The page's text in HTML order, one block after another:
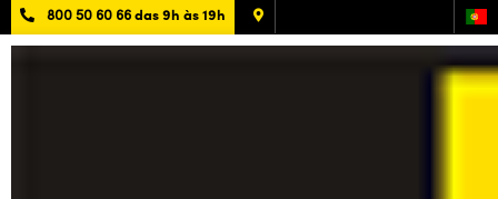
800 50 60 66 das 9h às 19h